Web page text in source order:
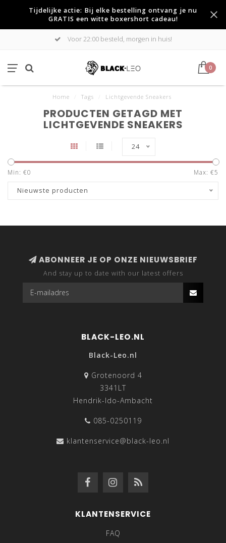
Tijdelijke actie: Bij elke bestelling ontvang je nu
GRATIS een witte boxershort cadeau!
Voor 22:00 besteld, morgen in huis!
0
Home Tags Lichtgevende Sneakers
PRODUCTEN GETAGD MET
LICHTGEVENDE SNEAKERS
24
Min: €0 Max: €5
Nieuwste producten
ABONNEER JE OP ONZE NIEUWSBRIEF
And stay up to date with our latest offers
BLACK-LEO.NL
Black-Leo.nl
Grotenoord 4
3341LT
Hendrik-Ido-Ambacht
085-0250119
klantenservice@black-leo.nl
KLANTENSERVICE
FAQ